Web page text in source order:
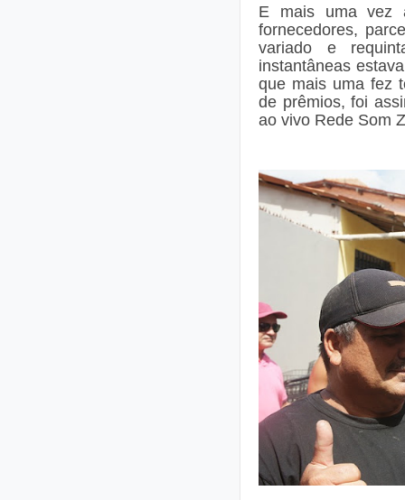
E mais uma vez
fornecedores,
variado e
instantâneas
que mais uma fez
de prêmios, foi
ao vivo Rede Som